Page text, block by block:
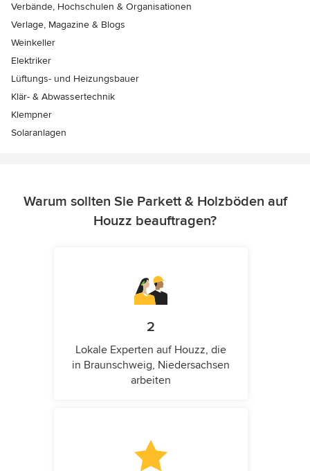
Verbände, Hochschulen & Organisationen
Verlage, Magazine & Blogs
Weinkeller
Elektriker
Lüftungs- und Heizungsbauer
Klär- & Abwassertechnik
Klempner
Solaranlagen
Warum sollten Sie Parkett & Holzböden auf
Houzz beauftragen?
2
Lokale Experten auf Houzz, die
in Braunschweig, Niedersachsen
arbeiten